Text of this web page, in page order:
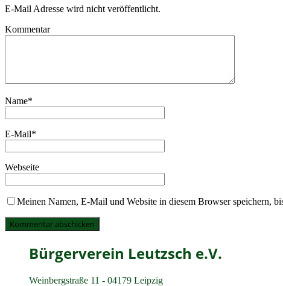
E-Mail Adresse wird nicht veröffentlicht.
Kommentar
Name*
E-Mail*
Webseite
Meinen Namen, E-Mail und Website in diesem Browser speichern,
Bürgerverein Leutzsch e.V.
Weinbergstraße 11 - 04179 Leipzig